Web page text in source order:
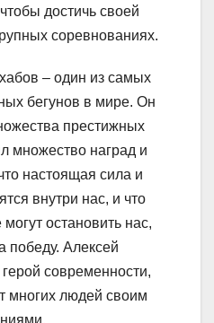
достичь своей
соревнованиях.
– один из самых
бегунов в мире. Он
престижных
множество наград и
настоящая сила и
внутри нас, и что
остановить нас,
победу. Алексей
современности,
многих людей своим